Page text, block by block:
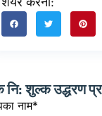
नि: शुल्क उद्धरण
नाम*